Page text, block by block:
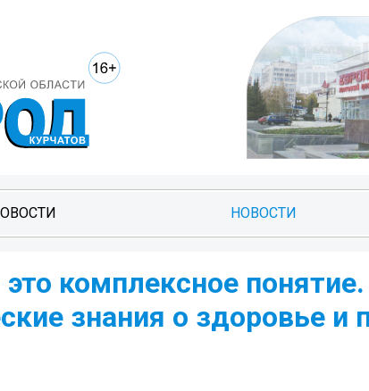
НОВОСТИ
комплексное
знания о здоровье и